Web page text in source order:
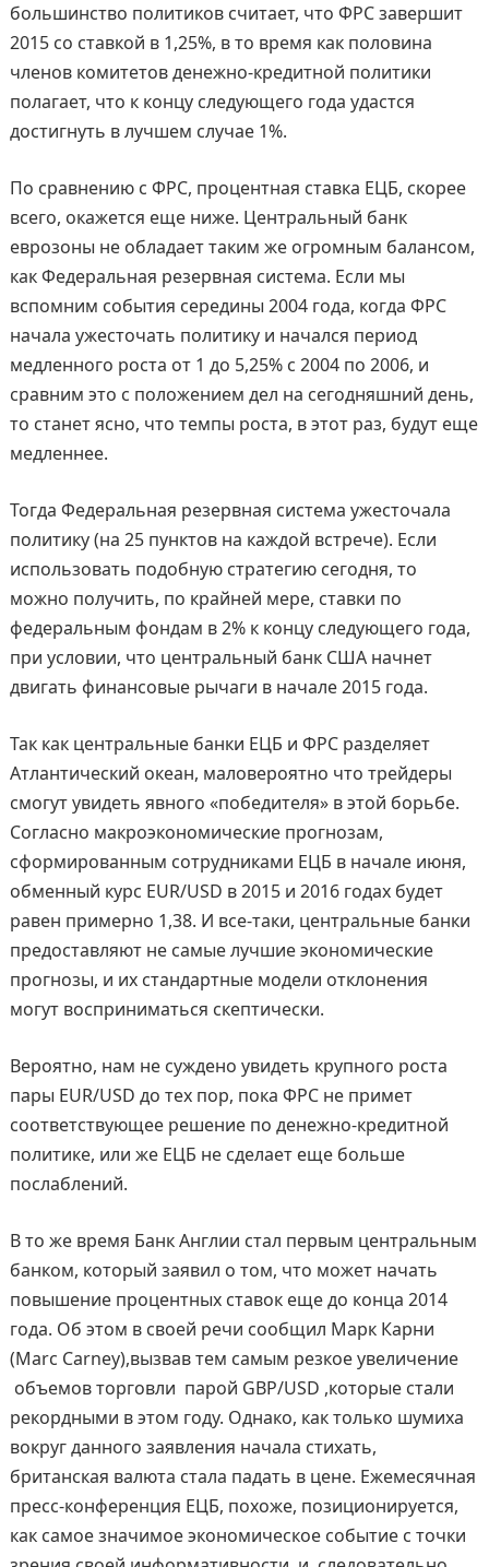
большинство политиков считает, что ФРС завершит
2015 со ставкой в 1,25%, в то время как половина
членов комитетов денежно-кредитной политики
полагает, что к концу следующего года удастся
достигнуть в лучшем случае 1%.
По сравнению с ФРС, процентная ставка ЕЦБ, скорее
всего, окажется еще ниже. Центральный банк
еврозоны не обладает таким же огромным балансом,
как Федеральная резервная система. Если мы
вспомним события середины 2004 года, когда ФРС
начала ужесточать политику и начался период
медленного роста от 1 до 5,25% с 2004 по 2006, и
сравним это с положением дел на сегодняшний день,
то станет ясно, что темпы роста, в этот раз, будут еще
медленнее.
Тогда Федеральная резервная система ужесточала
политику (на 25 пунктов на каждой встрече). Если
использовать подобную стратегию сегодня, то
можно получить, по крайней мере, ставки по
федеральным фондам в 2% к концу следующего года,
при условии, что центральный банк США начнет
двигать финансовые рычаги в начале 2015 года.
Так как центральные банки ЕЦБ и ФРС разделяет
Атлантический океан, маловероятно что трейдеры
смогут увидеть явного «победителя» в этой борьбе.
Согласно макроэкономические прогнозам,
сформированным сотрудниками ЕЦБ в начале июня,
обменный курс EUR/USD в 2015 и 2016 годах будет
равен примерно 1,38. И все-таки, центральные банки
предоставляют не самые лучшие экономические
прогнозы, и их стандартные модели отклонения
могут восприниматься скептически.
Вероятно, нам не суждено увидеть крупного роста
пары EUR/USD до тех пор, пока ФРС не примет
соответствующее решение по денежно-кредитной
политике, или же ЕЦБ не сделает еще больше
послаблений.
В то же время Банк Англии стал первым центральным
банком, который заявил о том, что может начать
повышение процентных ставок еще до конца 2014
года. Об этом в своей речи сообщил Марк Карни
(Marc Carney),вызвав тем самым резкое увеличение
объемов торговли парой GBP/USD ,которые стали
рекордными в этом году. Однако, как только шумиха
вокруг данного заявления начала стихать,
британская валюта стала падать в цене. Ежемесячная
пресс-конференция ЕЦБ, похоже, позиционируется,
как самое значимое экономическое событие с точки